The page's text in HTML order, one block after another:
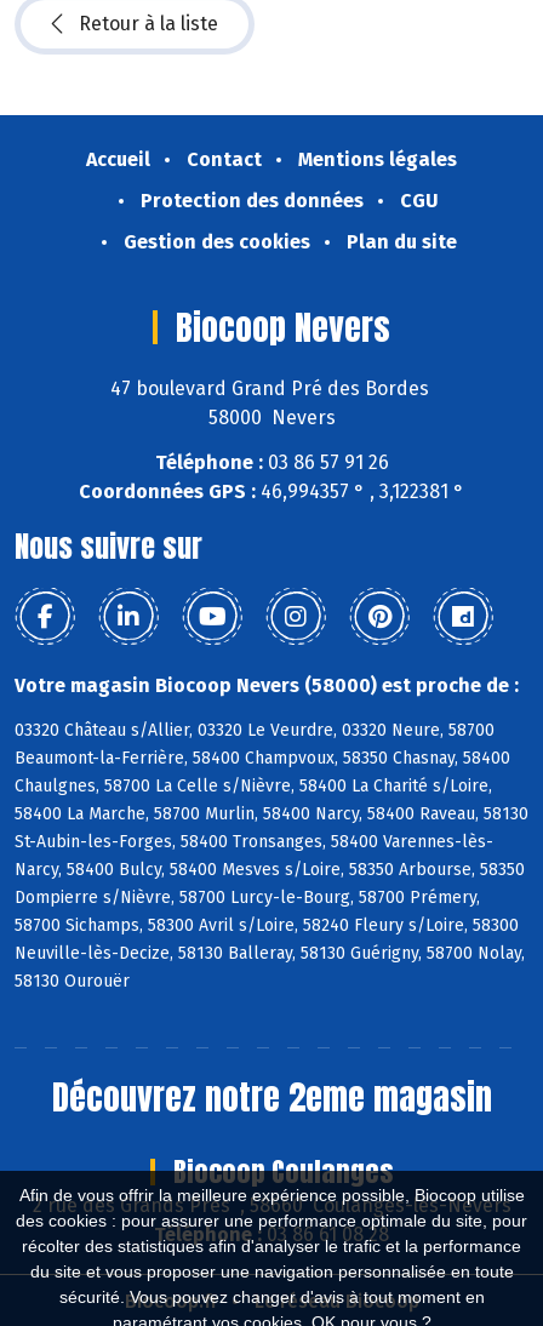
Afin de vous offrir la meilleure expérience possible, Biocoop utilise
des cookies : pour assurer une performance optimale du site, pour
récolter des statistiques afin d'analyser le trafic et la performance
du site et vous proposer une navigation personnalisée en toute
sécurité. Vous pouvez changer d'avis à tout moment en
Retour à la liste
Accueil Contact
Mentions légales
Protection des données
CGU
Gestion des cookies
Plan du site
Biocoop Nevers
47 boulevard Grand Pré des Bordes
58000 Nevers
Téléphone :03 86 57 91 26
Coordonnées GPS : 46,994357 ° , 3,122381 °
Nous suivre sur
Votre magasin Biocoop Nevers (58000) est proche de :
03320 Château s/Allier, 03320 Le Veurdre, 03320 Neure, 58700
Beaumont-la-Ferrière, 58400 Champvoux, 58350 Chasnay, 58400
Chaulgnes, 58700 La Celle s/Nièvre, 58400 La Charité s/Loire,
58400 La Marche, 58700 Murlin, 58400 Narcy, 58400 Raveau, 58130
St-Aubin-les-Forges, 58400 Tronsanges, 58400 Varennes-lès-
Narcy, 58400 Bulcy, 58400 Mesves s/Loire, 58350 Arbourse, 58350
Dompierre s/Nièvre, 58700 Lurcy-le-Bourg, 58700 Prémery,
58700 Sichamps, 58300 Avril s/Loire, 58240 Fleury s/Loire, 58300
Neuville-lès-Decize, 58130 Balleray, 58130 Guérigny, 58700 Nolay,
58130 Ourouër
Découvrez notre 2eme magasin
Biocoop Coulanges
2 rue des Grands Près , 58660 Coulanges-lès-Nevers
Téléphone :03 86 61 08 28
Biocoop.fr
Le réseau Biocoop